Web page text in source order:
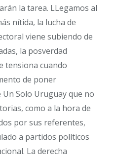
la tarea. LLegamos al
nítida, la lucha de
viene subiendo de
la posverdad
tensiona cuando
de poner
Solo Uruguay que no
como a la hora de
por sus referentes,
a partidos políticos
La derecha